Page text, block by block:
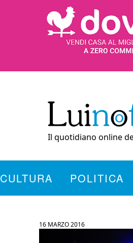
Il quotidiano online
CULTURA POLITICA
16 MARZO 2016